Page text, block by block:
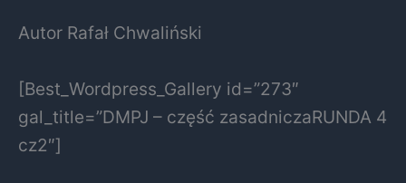
Autor Rafał Chwaliński
[Best_Wordpress_Gallery id=”273″
gal_title=”DMPJ – część zasadniczaRUNDA 4
cz2″]